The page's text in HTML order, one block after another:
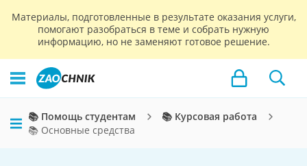
Материалы, подготовленные в результате оказания услуги,
помогают разобраться в теме и собрать нужную
информацию, но не заменяют готовое решение.
📚 Помощь студентам
📚 Курсовая работа
📚 Основные средства